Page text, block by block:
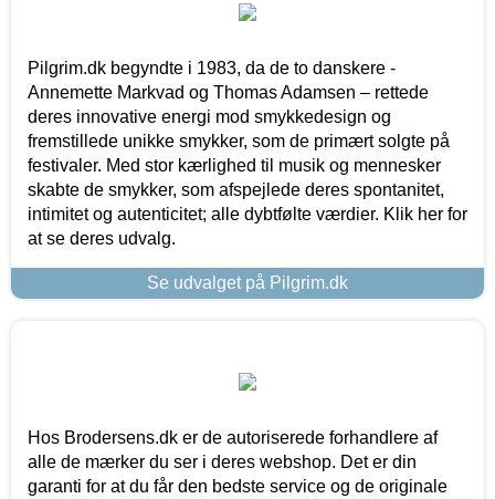
Pilgrim.dk begyndte i 1983, da de to danskere -
Annemette Markvad og Thomas Adamsen – rettede
deres innovative energi mod smykkedesign og
fremstillede unikke smykker, som de primært solgte på
festivaler. Med stor kærlighed til musik og mennesker
skabte de smykker, som afspejlede deres spontanitet,
intimitet og autenticitet; alle dybtfølte værdier. Klik her for
at se deres udvalg.
Se udvalget på Pilgrim.dk
Hos Brodersens.dk er de autoriserede forhandlere af
alle de mærker du ser i deres webshop. Det er din
garanti for at du får den bedste service og de originale